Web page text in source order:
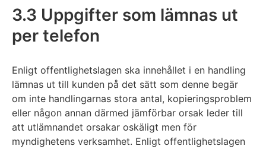
3.3 Uppgifter som lämnas ut
per telefon
Enligt offentlighetslagen ska innehållet i en handling
lämnas ut till kunden på det sätt som denne begär
om inte handlingarnas stora antal, kopieringsproblem
eller någon annan därmed jämförbar orsak leder till
att utlämnandet orsakar oskäligt men för
myndighetens verksamhet. Enligt offentlighetslagen